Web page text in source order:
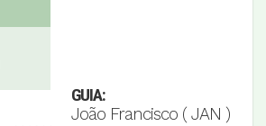
GUIA:
João Francisco ( JAN )